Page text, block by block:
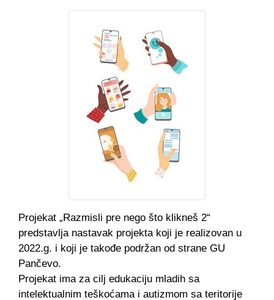
Projekat „Razmisli pre nego što klikneš 2“
predstavlja nastavak projekta koji je realizovan u
2022.g. i koji je takođe podržan od strane GU
Pančevo.
Projekat ima za cilj edukaciju mladih sa
intelektualnim teškoćama i autizmom sa teritorije